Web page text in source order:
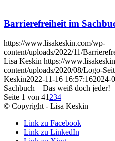
Barrierefreiheit im
https://www.lisakeskin.com/wp-
content/uploads/2022/11/
Lisa Keskin https://
content/uploads/2020/08/Logo-
Keskin2022-11-16 16:57:162024-
Sachbuch – Das weiß doch jeder!
Seite 1 von 41 234
© Copyright - Lisa Keskin
Link zu Facebook
Link zu LinkedIn